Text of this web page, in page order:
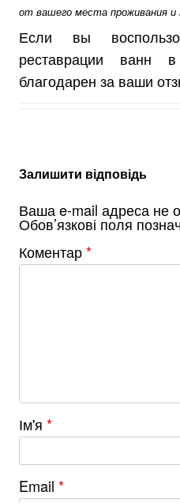
от вашего места проживания
Если вы
реставрации ванн
благодарен за ваши
Залишити відповідь
Ваша e-mail адреса не
Обов’язкові поля
Коментар*
Ім'я *
Email *